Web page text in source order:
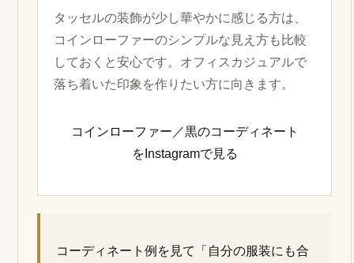
タッセルの装飾が少し華やかに感じる方は、
コインローファーのシンプルな見え方も比較
しておくと安心です。オフィスカジュアルで
落ち着いた印象を作りたい方に向きます。
コインローファー／黒のコーディネート
をInstagramで見る
コーディネート例を見て「自分の服装にも合